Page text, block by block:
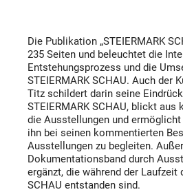
Die Publikation „STEIERMARK
235 Seiten und beleuchtet die
Entstehungsprozess und die
STEIERMARK SCHAU. Auch der
Titz schildert darin seine
STEIERMARK SCHAU, blickt
die Ausstellungen und
ihn bei seinen kommentierten
Ausstellungen zu begleiten.
Dokumentationsband durch
ergänzt, die während der Laufzeit
SCHAU entstanden sind.